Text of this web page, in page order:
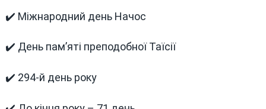
✔️ Міжнародний день Начос
✔️ День пам’яті преподобної Таїсiї
✔️ 294-й день року